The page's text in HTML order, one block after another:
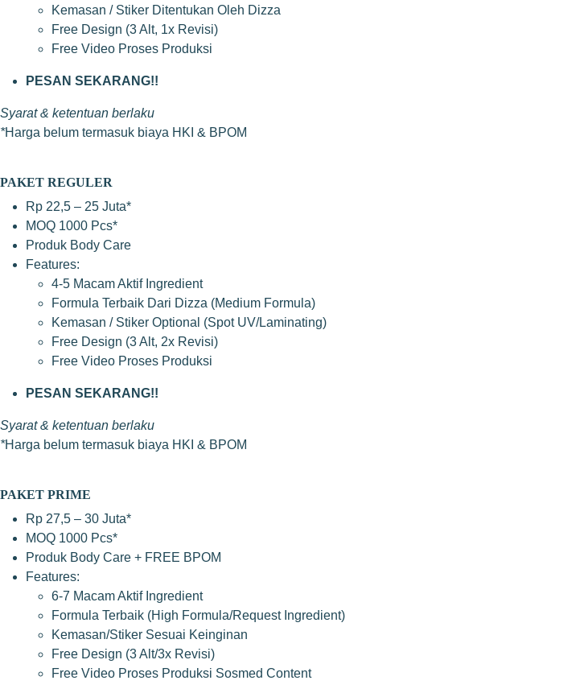
Kemasan / Stiker Ditentukan Oleh Dizza
Free Design (3 Alt, 1x Revisi)
Free Video Proses Produksi
PESAN SEKARANG!!
Syarat & ketentuan berlaku
*Harga belum termasuk biaya HKI & BPOM
PAKET REGULER
Rp 22,5 – 25 Juta*
MOQ 1000 Pcs*
Produk Body Care
Features:
4-5 Macam Aktif Ingredient
Formula Terbaik Dari Dizza (Medium Formula)
Kemasan / Stiker Optional (Spot UV/Laminating)
Free Design (3 Alt, 2x Revisi)
Free Video Proses Produksi
PESAN SEKARANG!!
Syarat & ketentuan berlaku
*Harga belum termasuk biaya HKI & BPOM
PAKET PRIME
Rp 27,5 – 30 Juta*
MOQ 1000 Pcs*
Produk Body Care + FREE BPOM
Features:
6-7 Macam Aktif Ingredient
Formula Terbaik (High Formula/Request Ingredient)
Kemasan/Stiker Sesuai Keinginan
Free Design (3 Alt/3x Revisi)
Free Video Proses Produksi Sosmed Content